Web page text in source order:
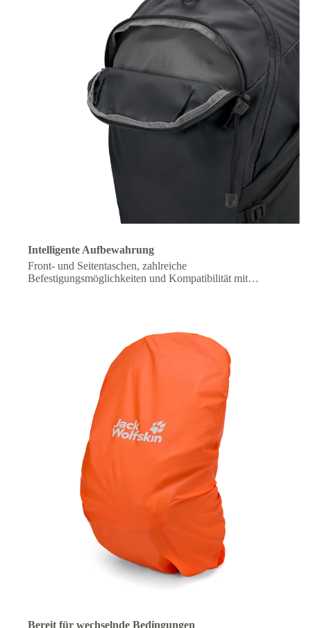
Intelligente Aufbewahrung
Front- und Seitentaschen, zahlreiche
Befestigungsmöglichkeiten und Kompatibilität mit
Bereit für wechselnde Bedingungen